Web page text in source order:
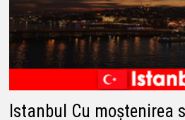
Istanbul Cu moștenirea